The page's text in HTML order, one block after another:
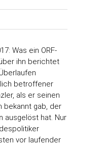
Was ein ORF-
ihn berichtet
betroffener
als er seinen
bekannt gab, der
ausgelöst hat. Nur
vor laufender